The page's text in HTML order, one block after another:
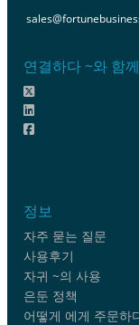
연결하다 ~와 함
정보
자주 묻는 질문
사용후기
자귀 ~의 사용
은둔 정책
어떻게 에게 주문하